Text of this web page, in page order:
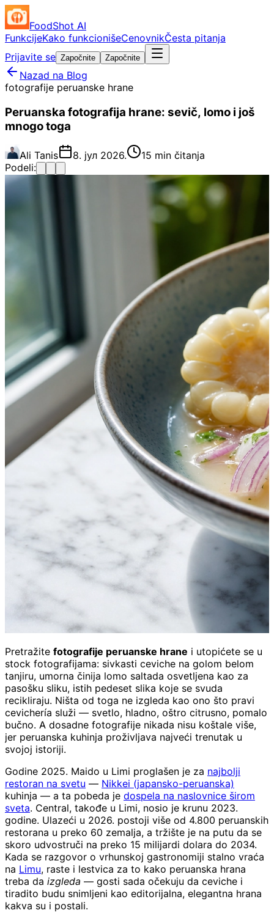
FoodShot AI
FunkcijeKako funkcionišeCenovnikČesta pitanja
Prijavite se Započnite Započnite
Nazad na Blog
fotografije peruanske hrane
Peruanska fotografija hrane: sevič, lomo i još
mnogo toga
Ali Tanis 8. јул 2026.
15 min čitanja
Podeli:
Pretražite fotografije peruanske hrane i utopićete se u
stock fotografijama: sivkasti ceviche na golom belom
tanjiru, umorna činija lomo saltada osvetljena kao za
pasošku sliku, istih pedeset slika koje se svuda
recikliraju. Ništa od toga ne izgleda kao ono što pravi
cevichería služi — svetlo, hladno, oštro citrusno, pomalo
bučno. A dosadne fotografije nikada nisu koštale više,
jer peruanska kuhinja proživljava najveći trenutak u
svojoj istoriji.
Godine 2025. Maido u Limi proglašen je za najbolji
restoran na svetu — Nikkei (japansko-peruanska)
kuhinja — a ta pobeda je dospela na naslovnice širom
sveta. Central, takođe u Limi, nosio je krunu 2023.
godine. Ulazeći u 2026. postoji više od 4.800 peruanskih
restorana u preko 60 zemalja, a tržište je na putu da se
skoro udvostruči na preko 15 milijardi dolara do 2034.
Kada se razgovor o vrhunskoj gastronomiji stalno vraća
na Limu, raste i lestvica za to kako peruanska hrana
treba da izgleda — gosti sada očekuju da ceviche i
tiradito budu snimljeni kao editorijalna, elegantna hrana
kakva su i postali.